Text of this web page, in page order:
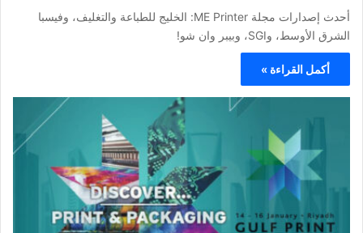
أحدث إصدارات مجلة ME Printer: الخليج للطباعة والتغليف، وفيسبا
الشرق الأوسط، وSGI، وبيبر وان شو!
أكمل القراءة »